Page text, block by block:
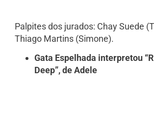
Palpites dos jurados: Chay Suede
Thiago Martins (Simone).
Gata Espelhada interpretou
Deep”, de Adele